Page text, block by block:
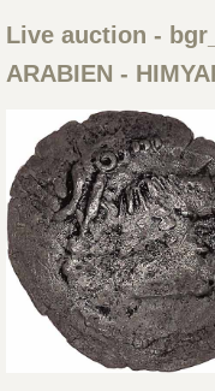
Live auction -
ARABIEN -